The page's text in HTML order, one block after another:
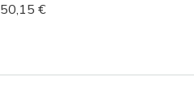
50,15 €